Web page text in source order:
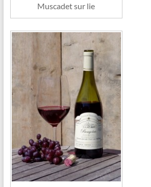
Muscadet sur lie